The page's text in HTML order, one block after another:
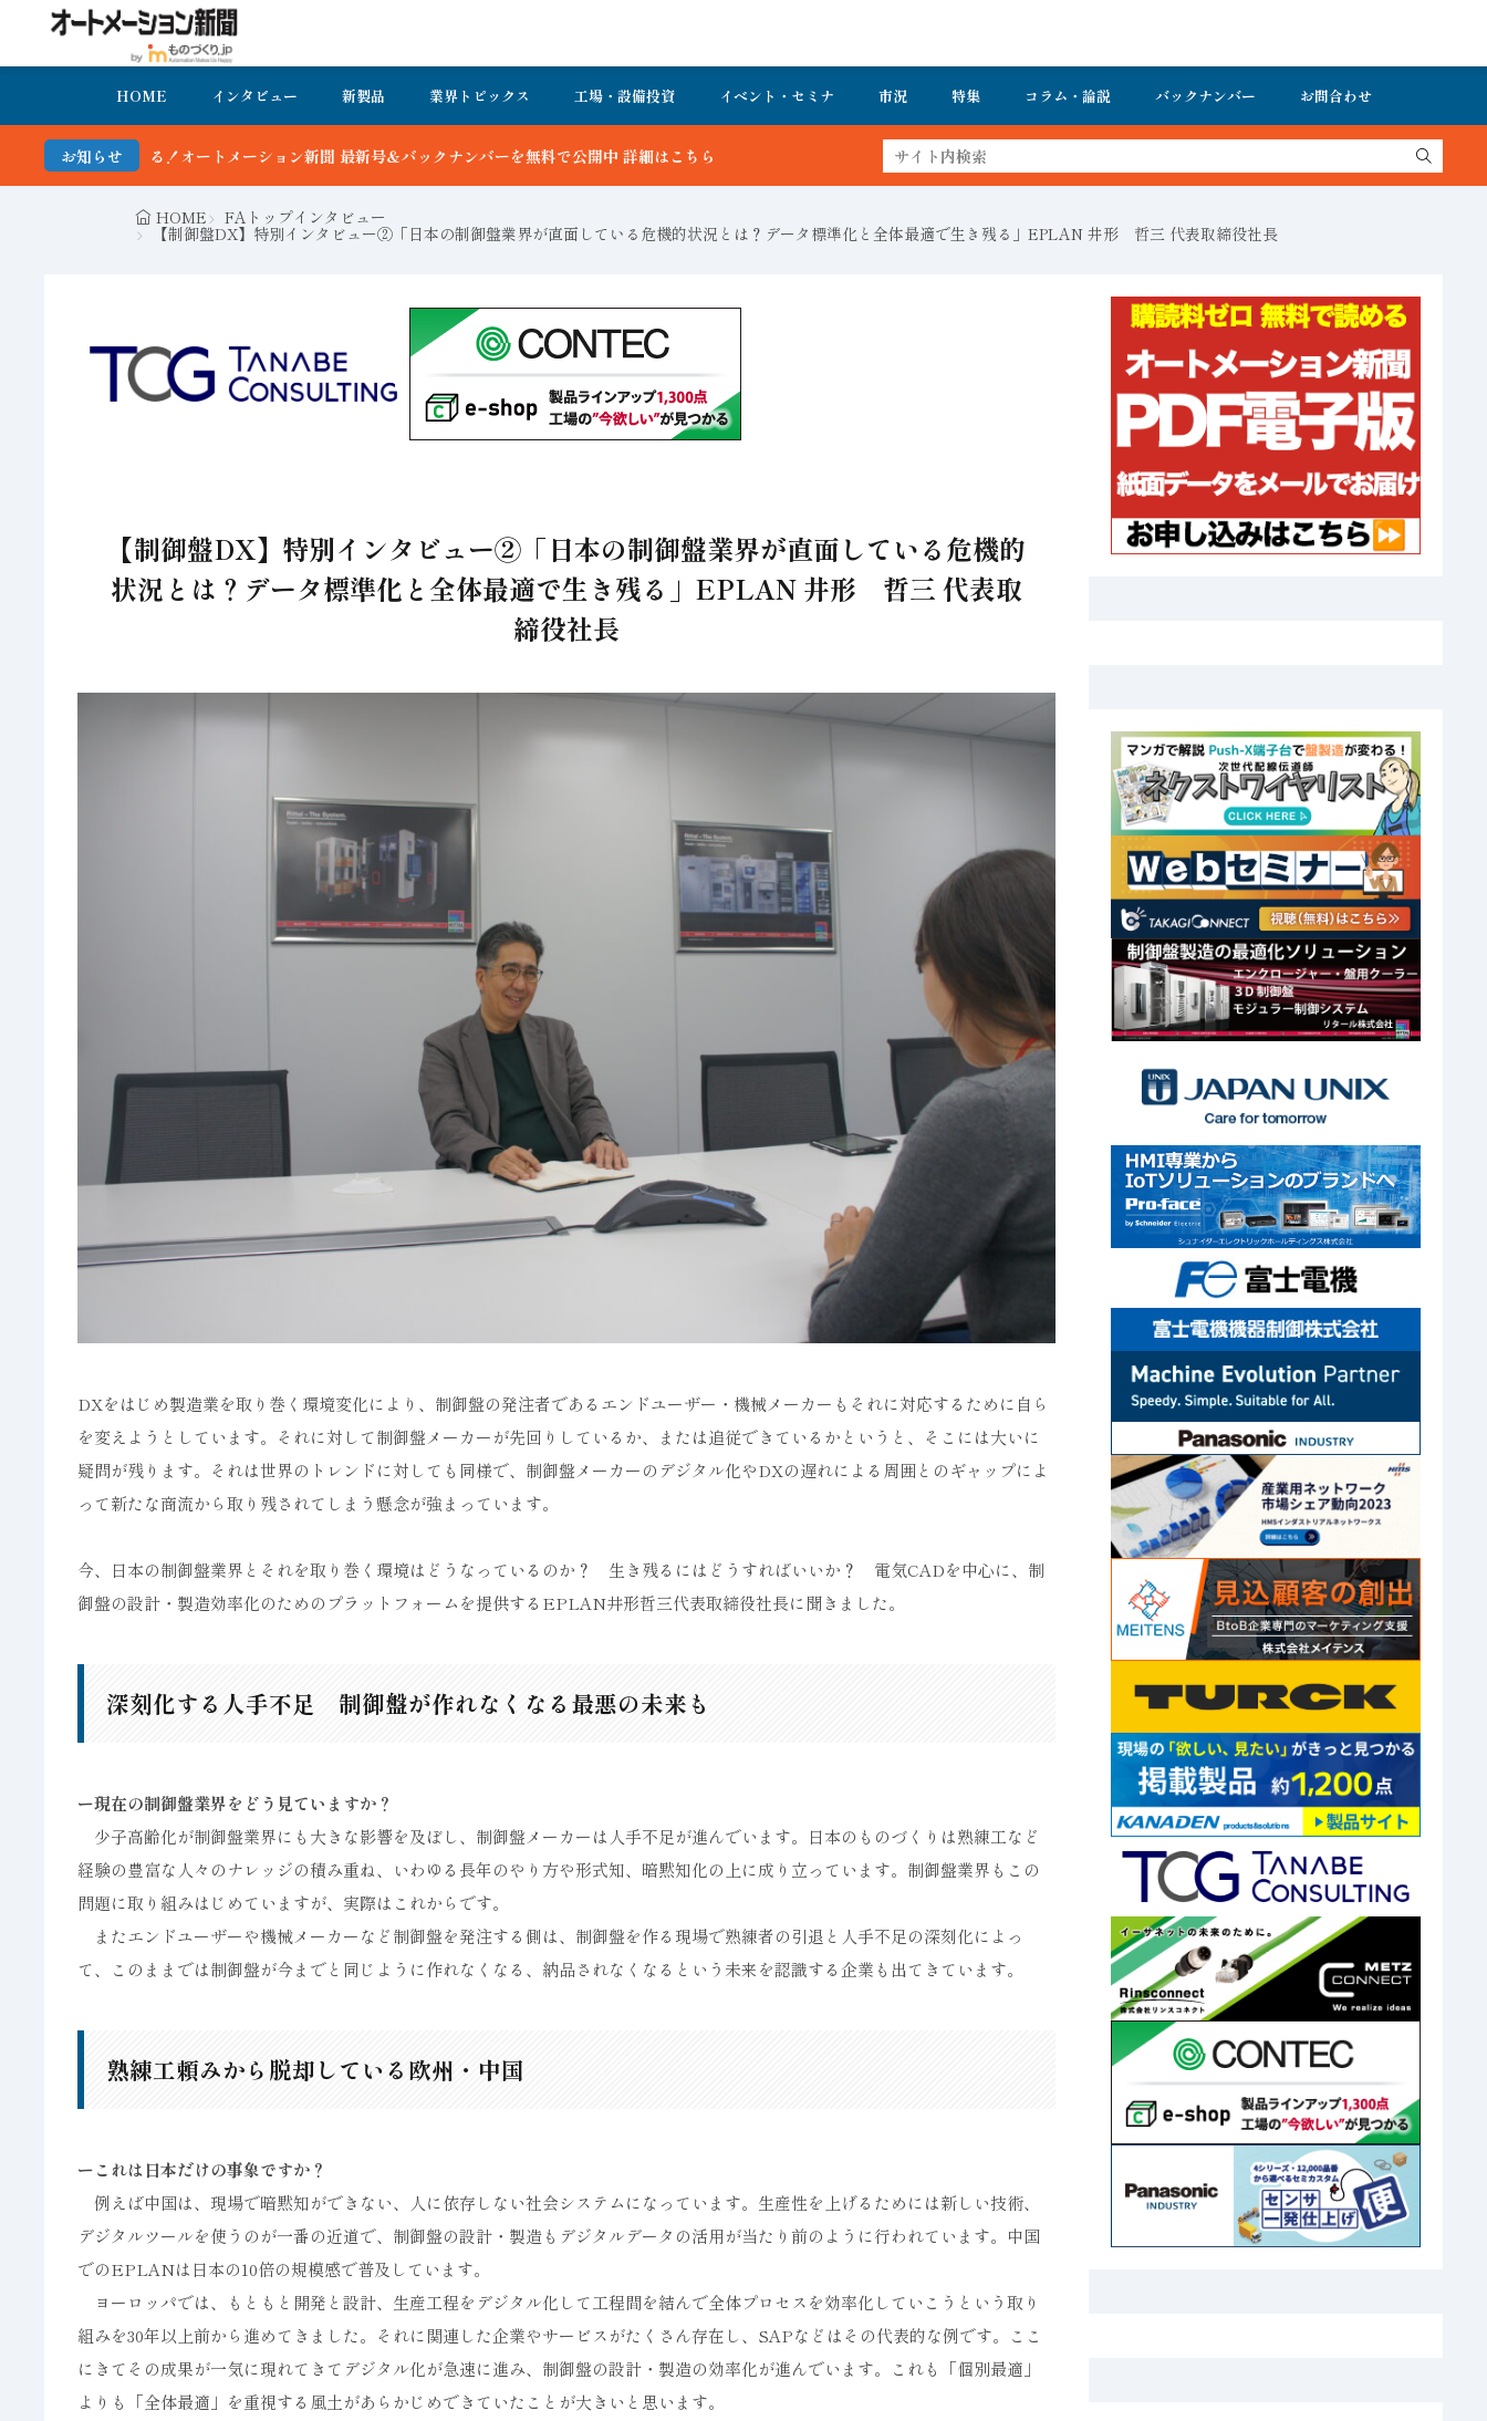
HOME インタビュー 新製品 業界トピックス 工場・設備投資 イベント・セミナ 市況 特集 コラム・論説 バックナンバー お問合わせ
お知らせ
メーション新聞 最新号＆バックナンバーを無料で公開中 詳細はこちら
HOME FAトップインタビュー
【制御盤DX】特別インタビュー②「日本の制御盤業界が直面している危機的状況とは？データ標準化と全体最適で生き残る」EPLAN 井形 哲三 代表取締役社長
【制御盤DX】特別インタビュー②「日本の制御盤業界が直面している危機的
状況とは？データ標準化と全体最適で生き残る」EPLAN 井形 哲三 代表取
締役社長
DXをはじめ製造業を取り巻く環境変化により、制御盤の発注者であるエンドユーザー・機械メーカーもそれに対応するために自ら
を変えようとしています。それに対して制御盤メーカーが先回りしているか、または追従できているかというと、そこには大いに
疑問が残ります。それは世界のトレンドに対しても同様で、制御盤メーカーのデジタル化やDXの遅れによる周囲とのギャップによ
って新たな商流から取り残されてしまう懸念が強まっています。
今、日本の制御盤業界とそれを取り巻く環境はどうなっているのか？ 生き残るにはどうすればいいか？ 電気CADを中心に、制
御盤の設計・製造効率化のためのプラットフォームを提供するEPLAN井形哲三代表取締役社長に聞きました。
深刻化する人手不足 制御盤が作れなくなる最悪の未来も
ー現在の制御盤業界をどう見ていますか？
少子高齢化が制御盤業界にも大きな影響を及ぼし、制御盤メーカーは人手不足が進んでいます。日本のものづくりは熟練工など
経験の豊富な人々のナレッジの積み重ね、いわゆる長年のやり方や形式知、暗黙知化の上に成り立っています。制御盤業界もこの
問題に取り組みはじめていますが、実際はこれからです。
またエンドユーザーや機械メーカーなど制御盤を発注する側は、制御盤を作る現場で熟練者の引退と人手不足の深刻化によっ
て、このままでは制御盤が今までと同じように作れなくなる、納品されなくなるという未来を認識する企業も出てきています。
熟練工頼みから脱却している欧州・中国
ーこれは日本だけの事象ですか？
例えば中国は、現場で暗黙知ができない、人に依存しない社会システムになっています。生産性を上げるためには新しい技術、
デジタルツールを使うのが一番の近道で、制御盤の設計・製造もデジタルデータの活用が当たり前のように行われています。中国
でのEPLANは日本の10倍の規模感で普及しています。
ヨーロッパでは、もともと開発と設計、生産工程をデジタル化して工程間を結んで全体プロセスを効率化していこうという取り
組みを30年以上前から進めてきました。それに関連した企業やサービスがたくさん存在し、SAPなどはその代表的な例です。ここ
にきてその成果が一気に現れてきてデジタル化が急速に進み、制御盤の設計・製造の効率化が進んでいます。これも「個別最適」
よりも「全体最適」を重視する風土があらかじめできていたことが大きいと思います。